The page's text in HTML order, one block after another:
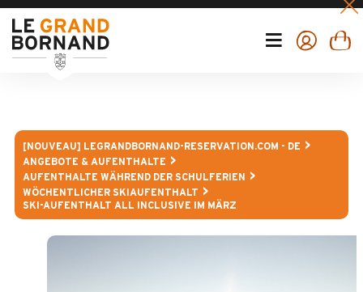
[NOUVEAU] LEGRANDBORNAND-RESERVATION.COM - DE
ANGEBOTE & AUFENTHALTE
AUFENTHALTE WÄHREND DER SCHULFERIEN
WÖCHENTLICHER SKIAUFENTHALT
SKI-AUFENTHALT ALL INCLUSIVE IM MÄRZ